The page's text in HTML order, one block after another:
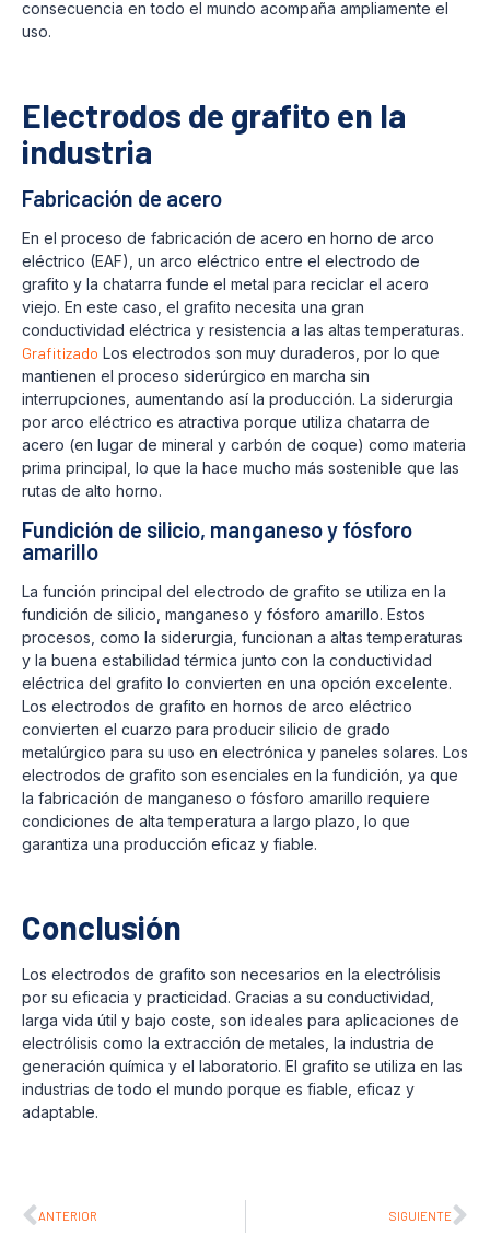
consecuencia en todo el mundo acompaña ampliamente el
uso.
Electrodos de grafito en la
industria
Fabricación de acero
En el proceso de fabricación de acero en horno de arco
eléctrico (EAF), un arco eléctrico entre el electrodo de
grafito y la chatarra funde el metal para reciclar el acero
viejo. En este caso, el grafito necesita una gran
conductividad eléctrica y resistencia a las altas temperaturas.
Grafitizado Los electrodos son muy duraderos, por lo que
mantienen el proceso siderúrgico en marcha sin
interrupciones, aumentando así la producción. La siderurgia
por arco eléctrico es atractiva porque utiliza chatarra de
acero (en lugar de mineral y carbón de coque) como materia
prima principal, lo que la hace mucho más sostenible que las
rutas de alto horno.
Fundición de silicio, manganeso y fósforo
amarillo
La función principal del electrodo de grafito se utiliza en la
fundición de silicio, manganeso y fósforo amarillo. Estos
procesos, como la siderurgia, funcionan a altas temperaturas
y la buena estabilidad térmica junto con la conductividad
eléctrica del grafito lo convierten en una opción excelente.
Los electrodos de grafito en hornos de arco eléctrico
convierten el cuarzo para producir silicio de grado
metalúrgico para su uso en electrónica y paneles solares. Los
electrodos de grafito son esenciales en la fundición, ya que
la fabricación de manganeso o fósforo amarillo requiere
condiciones de alta temperatura a largo plazo, lo que
garantiza una producción eficaz y fiable.
Conclusión
Los electrodos de grafito son necesarios en la electrólisis
por su eficacia y practicidad. Gracias a su conductividad,
larga vida útil y bajo coste, son ideales para aplicaciones de
electrólisis como la extracción de metales, la industria de
generación química y el laboratorio. El grafito se utiliza en las
industrias de todo el mundo porque es fiable, eficaz y
adaptable.
ANTERIOR SIGUIENTE